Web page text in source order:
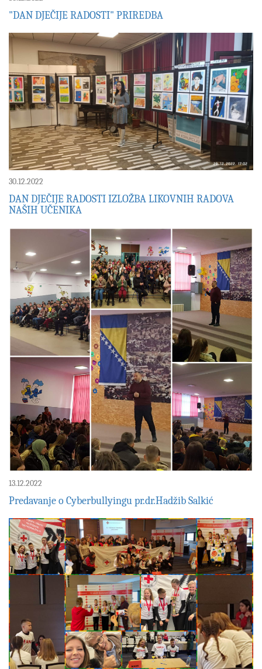
"DAN DJEČIJE RADOSTI" PRIREDBA
30.12.2022
DAN DJEČIJE RADOSTI IZLOŽBA LIKOVNIH RADOVA
NAŠIH UČENIKA
13.12.2022
Predavanje o Cyberbullyingu pr.dr.Hadžib Salkić